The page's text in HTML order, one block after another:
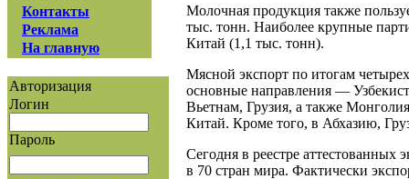
Контакты
Реклама
На главную
Авторизация
Логин
Пароль
Молочная продукция также
тыс. тонн. Наиболее крупные
Китай (1,1 тыс. тонн).
Мясной экспорт по итогам
основные направления —
Вьетнам, Грузия, а также
Китай. Кроме того, в Абхазию,
Сегодня в реестре аттестованных
в 70 стран мира. Фактически